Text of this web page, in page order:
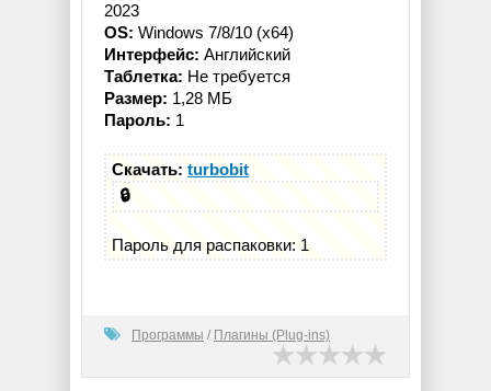
2023
OS: Windows 7/8/10 (x64)
Интерфейс: Английский
Таблетка: Не требуется
Размер: 1,28 МБ
Пароль: 1
Скачать:turbobit
🔒
Пароль для распаковки: 1
Программы / Плагины (Plug-ins)